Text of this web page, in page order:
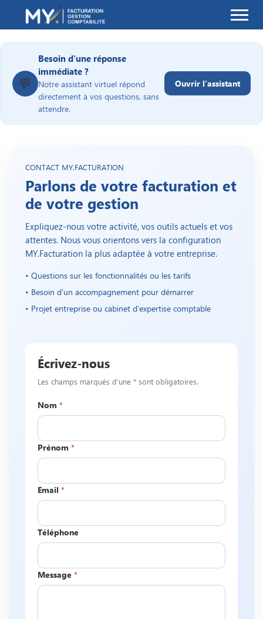
💬
Besoin d'une réponse
immédiate ?
Notre assistant virtuel répond
directement à vos questions, sans
attendre.
Ouvrir l'assistant
CONTACT MY.FACTURATION
Parlons de votre facturation et
de votre gestion
Expliquez-nous votre activité, vos outils actuels et vos
attentes. Nous vous orientons vers la configuration
MY.Facturation la plus adaptée à votre entreprise.
• Questions sur les fonctionnalités ou les tarifs
• Besoin d’un accompagnement pour démarrer
• Projet entreprise ou cabinet d’expertise comptable
Écrivez-nous
Les champs marqués d’une * sont obligatoires.
Nom *
Prénom *
Email *
Téléphone
Message *